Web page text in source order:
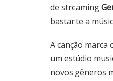
de streaming
bastante a
A canção marca
um estúdio
novos gêneros